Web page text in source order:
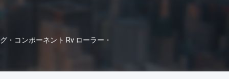
・コンポーネント Rv ローラー・